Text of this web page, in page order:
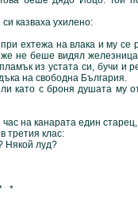
казваха ухилено:
ехтежа на влака и му се
не беше видял
из устата си, бучи и
на свободна България.
с броня душата му от
на канарата един
третия клас:
Някой луд?
*